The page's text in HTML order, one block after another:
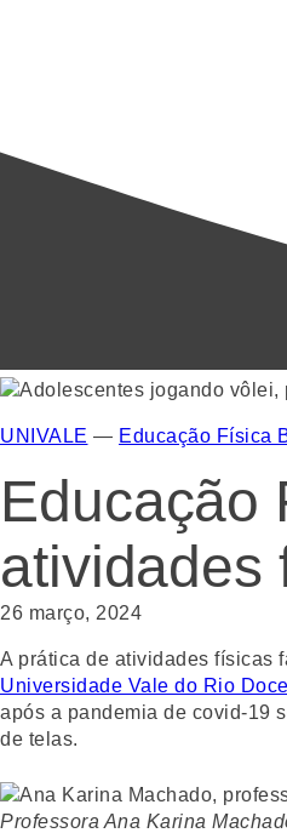
UNIVALE — Educação Física
Educação
atividades
26 março, 2024
A prática de atividades físicas
Universidade Vale do Rio Doce
após a pandemia de covid-19
de telas.
Professora Ana Karina